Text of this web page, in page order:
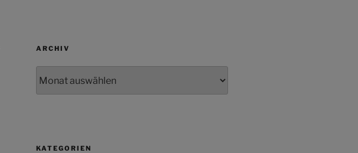
ARCHIV
KATEGORIEN